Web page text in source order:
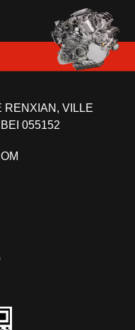
RENXIAN, VILLE
055152